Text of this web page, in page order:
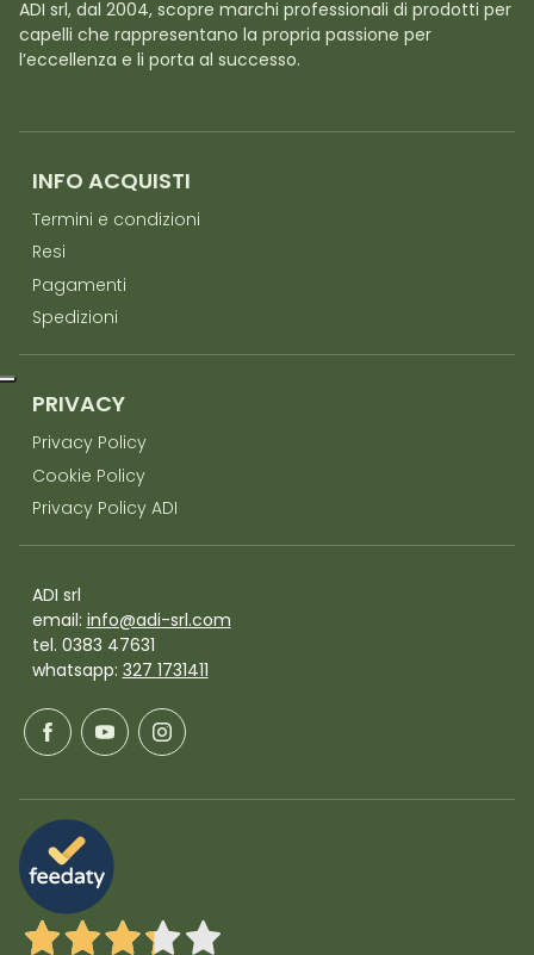
ADI srl, dal 2004, scopre marchi professionali di prodotti per
capelli che rappresentano la propria passione per
l’eccellenza e li porta al successo.
INFO ACQUISTI
Termini e condizioni
Resi
Pagamenti
Spedizioni
PRIVACY
Privacy Policy
Cookie Policy
Privacy Policy ADI
ADI srl
email: info@adi-srl.com
tel. 0383 47631
whatsapp: 327 1731411